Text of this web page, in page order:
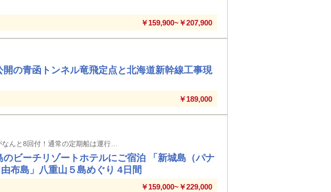
￥159,900~￥207,900
開の青函トンネル竜飛定点と北海道新幹線工事現
￥189,000
のビーチリゾートホテルにご宿泊 「新城島（パナ
布島」八重山５島めぐり 4日間
￥159,000~￥229,000